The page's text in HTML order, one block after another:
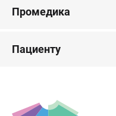
Промедика
Пациенту